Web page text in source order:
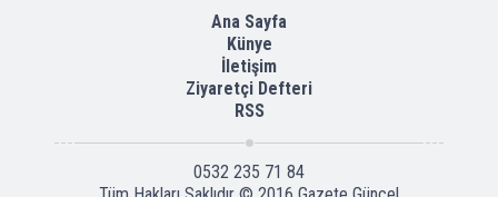
Ana Sayfa
Künye
İletişim
Ziyaretçi Defteri
RSS
0532 235 71 84